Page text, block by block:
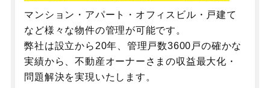
マンション・アパート・オフィスビル・戸建て
など様々な物件の管理が可能です。
弊社は設立から20年、管理戸数3600戸の確かな
実績から、不動産オーナーさまの収益最大化・
問題解決を実現いたします。